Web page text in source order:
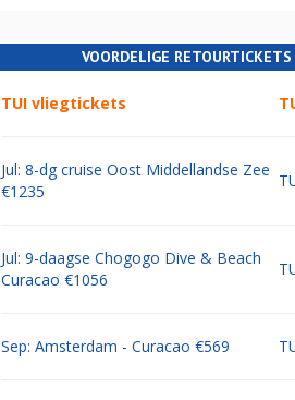
VOORDELIGE RETOURTICKETS
TUI vliegtickets
Jul: 8-dg cruise Oost Middellandse Zee
€1235
Jul: 9-daagse Chogogo Dive & Beach
Curacao €1056
Sep: Amsterdam - Curacao €569